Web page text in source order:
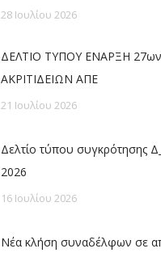
28 Ιουλίου 2026
ΔΕΛΤΙΟ ΤΥΠΟΥ ΕΝΑΡΞΗ 27ων
ΑΚΡΙΤΙΔΕΙΩΝ ΑΠΕ
21 Ιουλίου 2026
Δελτίο τύπου συγκρότησης
2026
16 Ιουλίου 2026
Νέα κλήση συναδέλφων σε